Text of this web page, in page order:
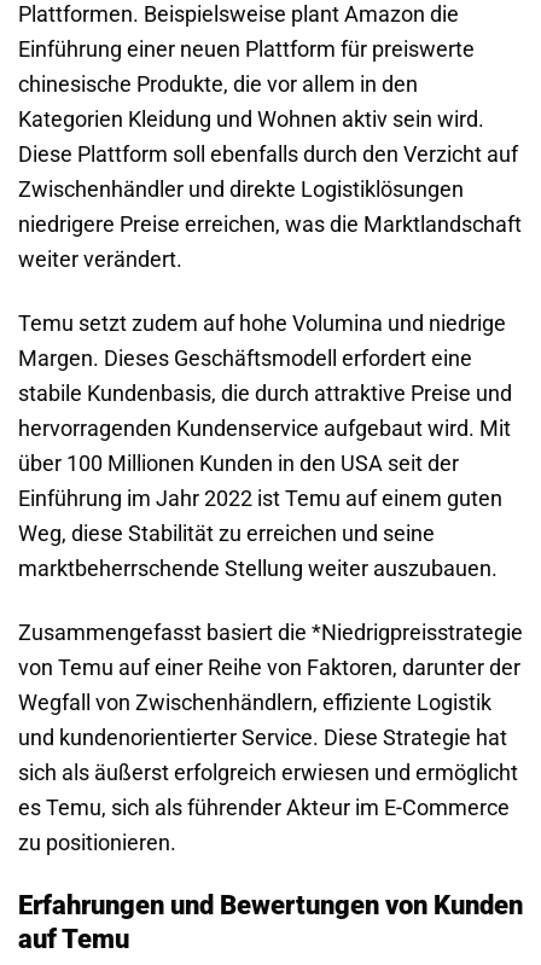
Plattformen. Beispielsweise plant Amazon die
Einführung einer neuen Plattform für preiswerte
chinesische Produkte, die vor allem in den
Kategorien Kleidung und Wohnen aktiv sein wird.
Diese Plattform soll ebenfalls durch den Verzicht auf
Zwischenhändler und direkte Logistiklösungen
niedrigere Preise erreichen, was die Marktlandschaft
weiter verändert.
Temu setzt zudem auf hohe Volumina und niedrige
Margen. Dieses Geschäftsmodell erfordert eine
stabile Kundenbasis, die durch attraktive Preise und
hervorragenden Kundenservice aufgebaut wird. Mit
über 100 Millionen Kunden in den USA seit der
Einführung im Jahr 2022 ist Temu auf einem guten
Weg, diese Stabilität zu erreichen und seine
marktbeherrschende Stellung weiter auszubauen.
Zusammengefasst basiert die *Niedrigpreisstrategie
von Temu auf einer Reihe von Faktoren, darunter der
Wegfall von Zwischenhändlern, effiziente Logistik
und kundenorientierter Service. Diese Strategie hat
sich als äußerst erfolgreich erwiesen und ermöglicht
es Temu, sich als führender Akteur im E-Commerce
zu positionieren.
Erfahrungen und Bewertungen von Kunden
auf Temu